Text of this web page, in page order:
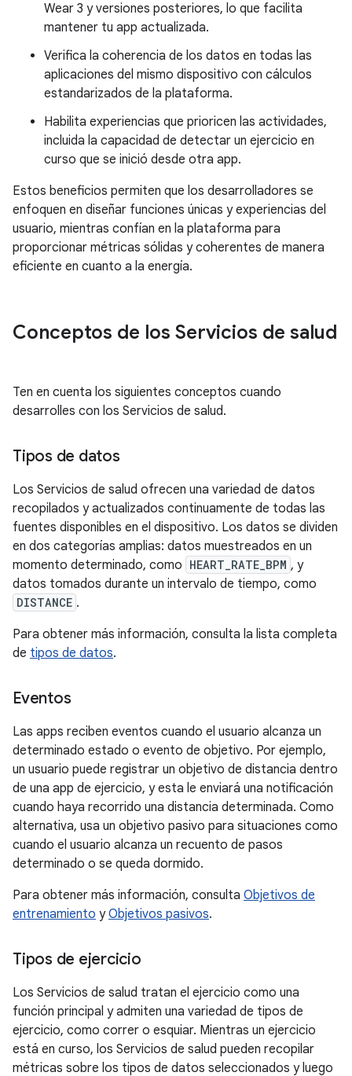
Wear 3 y versiones posteriores, lo que facilita
mantener tu app actualizada.
Verifica la coherencia de los datos en todas las
aplicaciones del mismo dispositivo con cálculos
estandarizados de la plataforma.
Habilita experiencias que prioricen las actividades,
incluida la capacidad de detectar un ejercicio en
curso que se inició desde otra app.
Estos beneficios permiten que los desarrolladores se
enfoquen en diseñar funciones únicas y experiencias del
usuario, mientras confían en la plataforma para
proporcionar métricas sólidas y coherentes de manera
eficiente en cuanto a la energía.
Conceptos de los Servicios de salud
Ten en cuenta los siguientes conceptos cuando
desarrolles con los Servicios de salud.
Tipos de datos
Los Servicios de salud ofrecen una variedad de datos
recopilados y actualizados continuamente de todas las
fuentes disponibles en el dispositivo. Los datos se dividen
en dos categorías amplias: datos muestreados en un
momento determinado, como HEART_RATE_BPM , y
datos tomados durante un intervalo de tiempo, como
DISTANCE .
Para obtener más información, consulta la lista completa
de tipos de datos.
Eventos
Las apps reciben eventos cuando el usuario alcanza un
determinado estado o evento de objetivo. Por ejemplo,
un usuario puede registrar un objetivo de distancia dentro
de una app de ejercicio, y esta le enviará una notificación
cuando haya recorrido una distancia determinada. Como
alternativa, usa un objetivo pasivo para situaciones como
cuando el usuario alcanza un recuento de pasos
determinado o se queda dormido.
Para obtener más información, consulta Objetivos de
entrenamiento yObjetivos pasivos.
Tipos de ejercicio
Los Servicios de salud tratan el ejercicio como una
función principal y admiten una variedad de tipos de
ejercicio, como correr o esquiar. Mientras un ejercicio
está en curso, los Servicios de salud pueden recopilar
métricas sobre los tipos de datos seleccionados y luego